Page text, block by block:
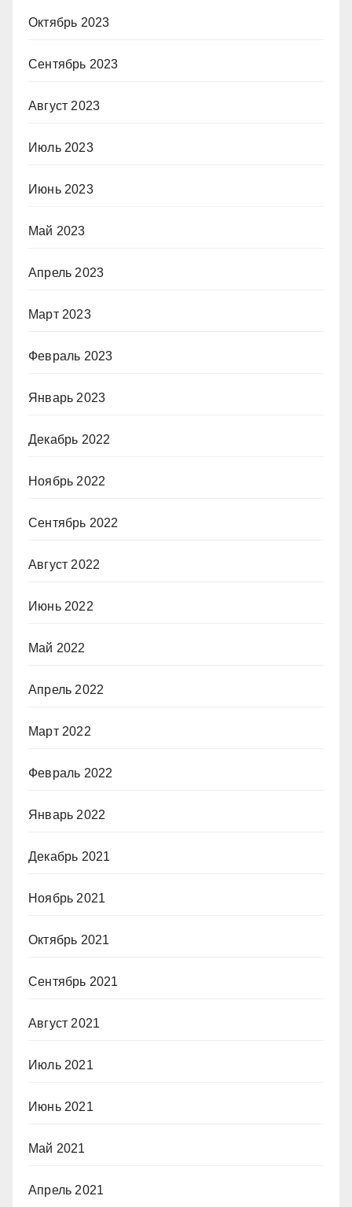
Октябрь 2023
Сентябрь 2023
Август 2023
Июль 2023
Июнь 2023
Май 2023
Апрель 2023
Март 2023
Февраль 2023
Январь 2023
Декабрь 2022
Ноябрь 2022
Сентябрь 2022
Август 2022
Июнь 2022
Май 2022
Апрель 2022
Март 2022
Февраль 2022
Январь 2022
Декабрь 2021
Ноябрь 2021
Октябрь 2021
Сентябрь 2021
Август 2021
Июль 2021
Июнь 2021
Май 2021
Апрель 2021